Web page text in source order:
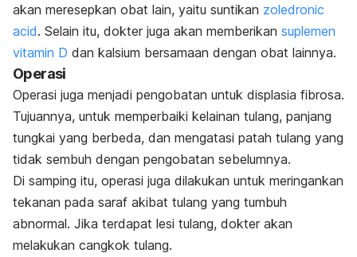
akan meresepkan obat lain, yaitu suntikan zoledronic
acid. Selain itu, dokter juga akan memberikan suplemen
vitamin D dan kalsium bersamaan dengan obat lainnya.
Operasi
Operasi juga menjadi pengobatan untuk displasia fibrosa.
Tujuannya, untuk memperbaiki kelainan tulang, panjang
tungkai yang berbeda, dan mengatasi patah tulang yang
tidak sembuh dengan pengobatan sebelumnya.
Di samping itu, operasi juga dilakukan untuk meringankan
tekanan pada saraf akibat tulang yang tumbuh
abnormal. Jika terdapat lesi tulang, dokter akan
melakukan cangkok tulang.